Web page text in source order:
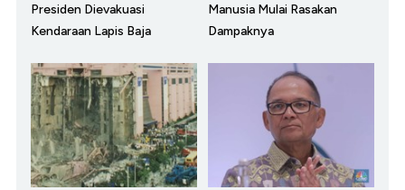
Presiden Dievakuasi
Kendaraan Lapis Baja
Manusia Mulai Rasakan
Dampaknya